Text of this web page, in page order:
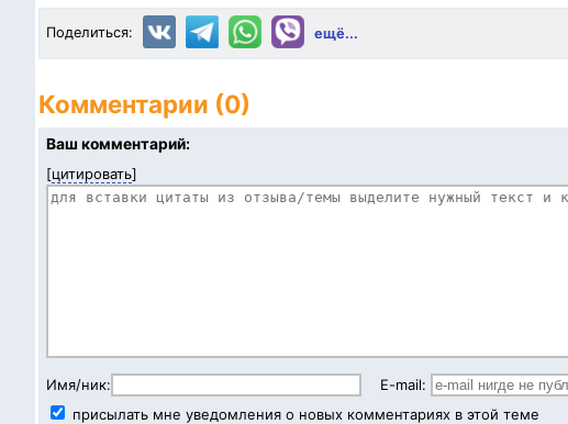
Поделиться: ещё...
Комментарии (0)
Ваш комментарий:
[цитировать]
Имя/ник:
E-mail:
присылать мне уведомления о новых комментариях в этой теме